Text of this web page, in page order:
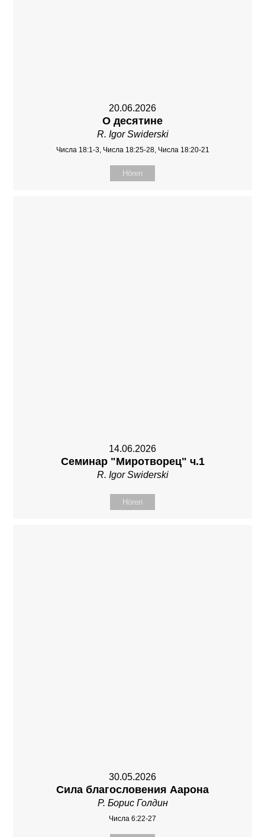
20.06.2026
О десятине
R. Igor Swiderski
Числа 18:1-3, Числа 18:25-28, Числа 18:20-21
Hören
14.06.2026
Семинар "Миротворец" ч.1
R. Igor Swiderski
Hören
30.05.2026
Сила благословения Аарона
Р. Борис Голдин
Числа 6:22-27